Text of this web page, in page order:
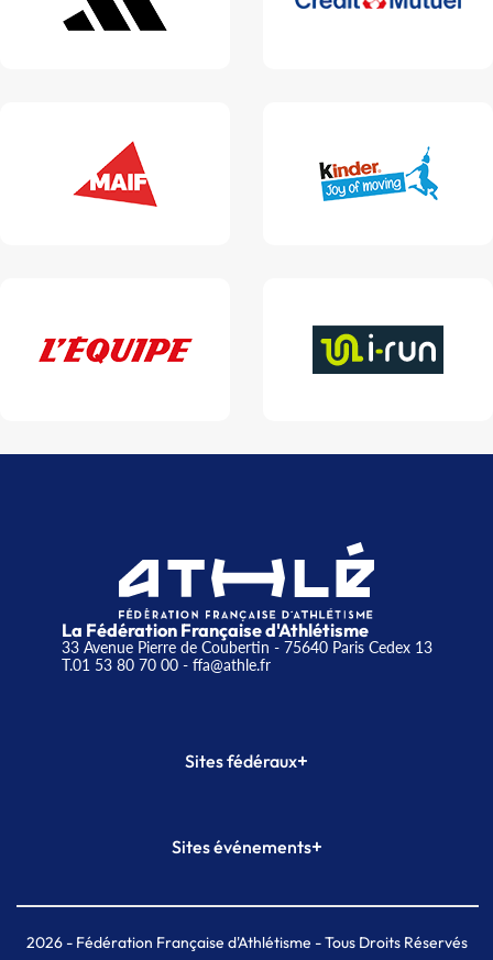
La Fédération Française d'Athlétisme
33 Avenue Pierre de Coubertin - 75640 Paris Cedex 13
T.01 53 80 70 00- ffa@athle.fr
Sites fédéraux+
Plateforme Formation
Sites événements+
Meeting de Paris indoor
MAIF Ekiden de Paris
2026- Fédération Française d'Athlétisme - Tous Droits Réservés